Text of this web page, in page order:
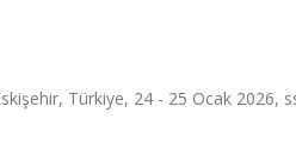
Türkiye, 24 - 25 Ocak 2026,